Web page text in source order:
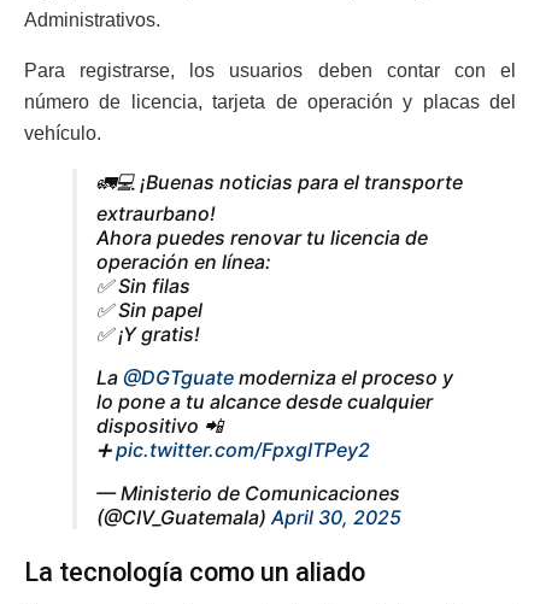
Administrativos.
Para registrarse, los usuarios deben contar con el
número de licencia, tarjeta de operación y placas del
vehículo.
🚛💻 ¡Buenas noticias para el transporte
extraurbano!
Ahora puedes renovar tu licencia de
operación en línea:
✅ Sin filas
✅ Sin papel
✅ ¡Y gratis!
La @DGTguate moderniza el proceso y
lo pone a tu alcance desde cualquier
dispositivo 📲
➕pic.twitter.com/FpxgITPey2
— Ministerio de Comunicaciones
(@CIV_Guatemala) April 30, 2025
La tecnología como un aliado